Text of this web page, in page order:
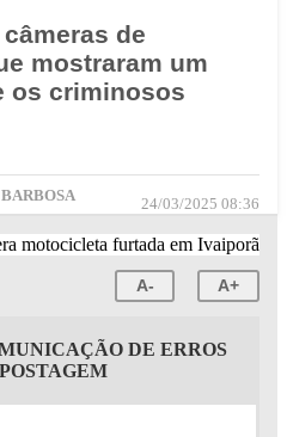
de
mostraram um
os criminosos
24/03/2025 08:36
A- A+
DE ERROS